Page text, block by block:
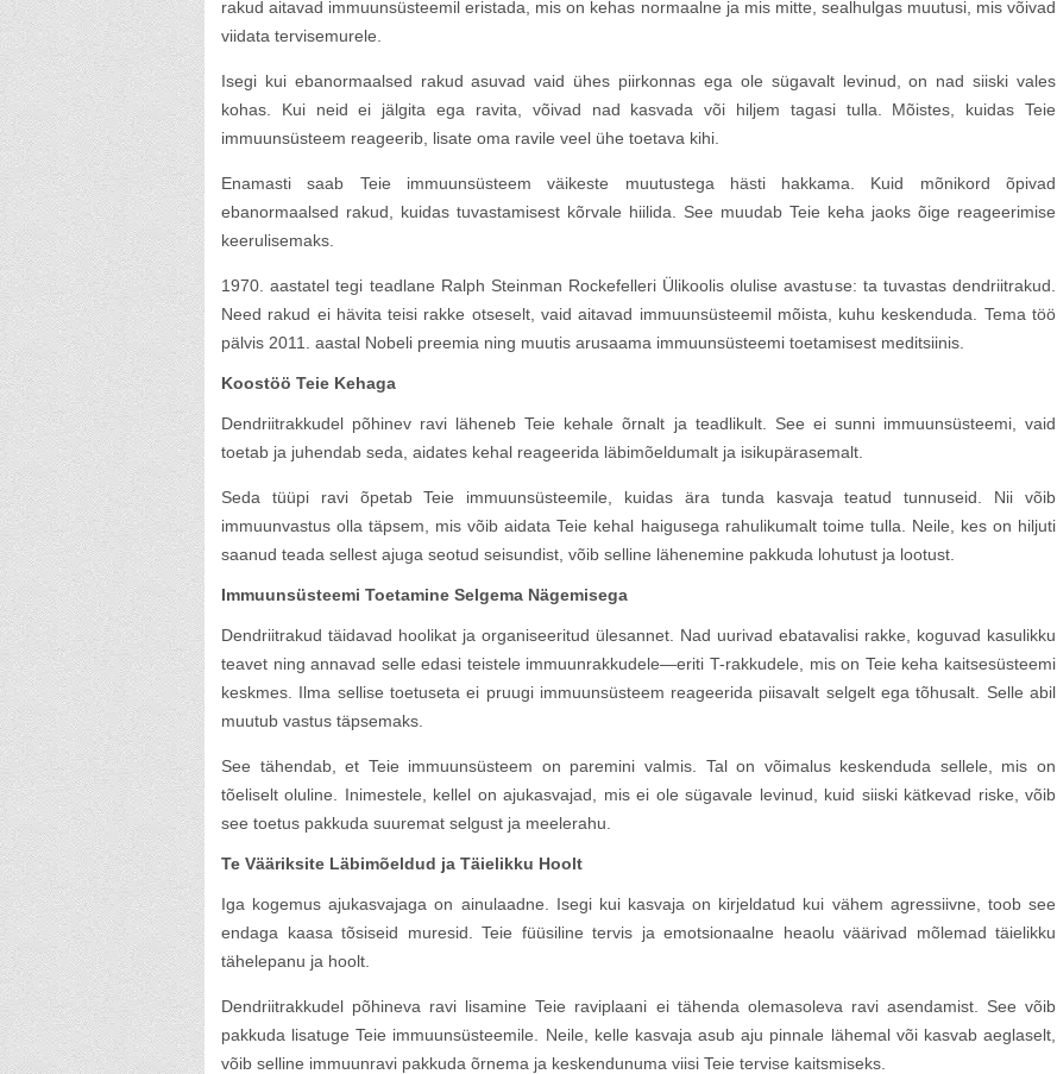
rakud aitavad immuunsüsteemil eristada, mis on kehas normaalne ja mis mitte, sealhulgas muutusi, mis võivad
viidata tervisemurele.
Isegi kui ebanormaalsed rakud asuvad vaid ühes piirkonnas ega ole sügavalt levinud, on nad siiski vales
kohas. Kui neid ei jälgita ega ravita, võivad nad kasvada või hiljem tagasi tulla. Mõistes, kuidas Teie
immuunsüsteem reageerib, lisate oma ravile veel ühe toetava kihi.
Enamasti saab Teie immuunsüsteem väikeste muutustega hästi hakkama. Kuid mõnikord õpivad
ebanormaalsed rakud, kuidas tuvastamisest kõrvale hiilida. See muudab Teie keha jaoks õige reageerimise
keerulisemaks.
1970. aastatel tegi teadlane Ralph Steinman Rockefelleri Ülikoolis olulise avastuse: ta tuvastas dendriitrakud.
Need rakud ei hävita teisi rakke otseselt, vaid aitavad immuunsüsteemil mõista, kuhu keskenduda. Tema töö
pälvis 2011. aastal Nobeli preemia ning muutis arusaama immuunsüsteemi toetamisest meditsiinis.
Koostöö Teie Kehaga
Dendriitrakkudel põhinev ravi läheneb Teie kehale õrnalt ja teadlikult. See ei sunni immuunsüsteemi, vaid
toetab ja juhendab seda, aidates kehal reageerida läbimõeldumalt ja isikupärasemalt.
Seda tüüpi ravi õpetab Teie immuunsüsteemile, kuidas ära tunda kasvaja teatud tunnuseid. Nii võib
immuunvastus olla täpsem, mis võib aidata Teie kehal haigusega rahulikumalt toime tulla. Neile, kes on hiljuti
saanud teada sellest ajuga seotud seisundist, võib selline lähenemine pakkuda lohutust ja lootust.
Immuunsüsteemi Toetamine Selgema Nägemisega
Dendriitrakud täidavad hoolikat ja organiseeritud ülesannet. Nad uurivad ebatavalisi rakke, koguvad kasulikku
teavet ning annavad selle edasi teistele immuunrakkudele—eriti T-rakkudele, mis on Teie keha kaitsesüsteemi
keskmes. Ilma sellise toetuseta ei pruugi immuunsüsteem reageerida piisavalt selgelt ega tõhusalt. Selle abil
muutub vastus täpsemaks.
See tähendab, et Teie immuunsüsteem on paremini valmis. Tal on võimalus keskenduda sellele, mis on
tõeliselt oluline. Inimestele, kellel on ajukasvajad, mis ei ole sügavale levinud, kuid siiski kätkevad riske, võib
see toetus pakkuda suuremat selgust ja meelerahu.
Te Vääriksite Läbimõeldud ja Täielikku Hoolt
Iga kogemus ajukasvajaga on ainulaadne. Isegi kui kasvaja on kirjeldatud kui vähem agressiivne, toob see
endaga kaasa tõsiseid muresid. Teie füüsiline tervis ja emotsionaalne heaolu väärivad mõlemad täielikku
tähelepanu ja hoolt.
Dendriitrakkudel põhineva ravi lisamine Teie raviplaani ei tähenda olemasoleva ravi asendamist. See võib
pakkuda lisatuge Teie immuunsüsteemile. Neile, kelle kasvaja asub aju pinnale lähemal või kasvab aeglaselt,
võib selline immuunravi pakkuda õrnema ja keskendunuma viisi Teie tervise kaitsmiseks.